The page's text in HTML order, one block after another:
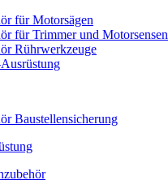
für Motorsägen
für Trimmer und Motorsensen
Rührwerkzeuge
Baustellensicherung